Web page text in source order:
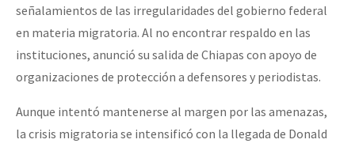
señalamientos de las irregularidades del gobierno federal
en materia migratoria. Al no encontrar respaldo en las
instituciones, anunció su salida de Chiapas con apoyo de
organizaciones de protección a defensores y periodistas.
Aunque intentó mantenerse al margen por las amenazas,
la crisis migratoria se intensificó con la llegada de Donald